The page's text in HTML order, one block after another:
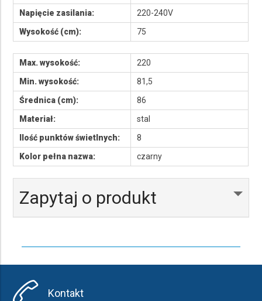
Napięcie zasilania:
220-240V
Wysokość (cm):
75
Max. wysokość:
220
Min. wysokość:
81,5
Średnica (cm):
86
Materiał:
stal
Ilość punktów świetlnych:
8
Kolor pełna nazwa:
czarny
Zapytaj o produkt
Kontakt